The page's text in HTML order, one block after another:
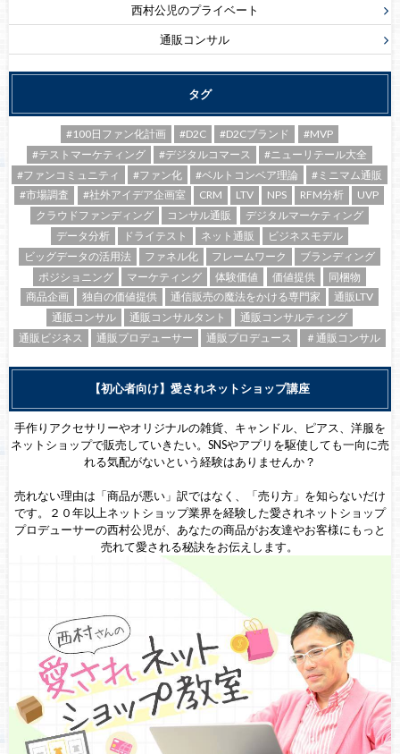
西村公児のプライベート
通販コンサル
タグ
#100日ファン化計画 #D2C #D2Cブランド
#MVP
#テストマーケティング
#デジタルコマース
#ニューリテール大全
#ファンコミュニティ
#ファン化 #ベルトコンベア理論
#ミニマム通販
#市場調査
#社外アイデア企画室 CRM LTV NPS RFM分析
UVP
クラウドファンディング
コンサル通販
デジタルマーケティング
データ分析
ドライテスト ネット通販
ビジネスモデル
ビッグデータの活用法
ファネル化 フレームワーク
ブランディング
ポジショニング
マーケティング 体験価値 価値提供
同梱物
商品企画
独自の価値提供 通信販売の魔法をかける専門家
通販LTV
通販コンサル
通販コンサルタント
通販コンサルティング
通販ビジネス
通販プロデューサー 通販プロデュース ＃通販コンサル
【初心者向け】愛されネットショップ講座
手作りアクセサリーやオリジナルの雑貨、キャンドル、ピアス、洋服を
ネットショップで販売していきたい。SNSやアプリを駆使しても一向に売
れる気配がないという経験はありませんか？
売れない理由は「商品が悪い」訳ではなく、「売り方」を知らないだけ
です。２０年以上ネットショップ業界を経験した愛されネットショップ
プロデューサーの西村公児が、あなたの商品がお友達やお客様にもっと
売れて愛される秘訣をお伝えします。